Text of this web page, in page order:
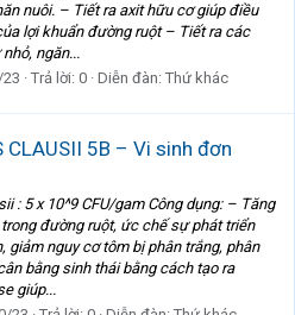
nuôi. – Tiết ra axit hữu cơ giúp điều
lợi khuẩn đường ruột – Tiết ra các
ngăn...
Trả lời: 0 Diễn đàn: Thứ khác
CLAUSII 5B – Vi sinh đơn
: 5 x 10^9 CFU/gam Công dụng: – Tăng
đường ruột, ức chế sự phát triển
giảm nguy cơ tôm bị phân trắng, phân
bằng sinh thái bằng cách tạo ra
giúp...